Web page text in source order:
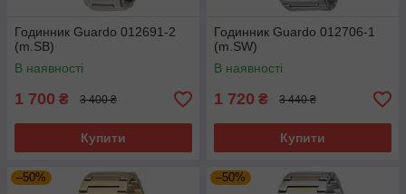
Годинник Guardo 012691-2
(m.SB)
В наявності
1 700 ₴ 3 400 ₴
Купити
Годинник Guardo 012706-1
(m.SW)
В наявності
1 720 ₴ 3 440 ₴
Купити
–50% –50%